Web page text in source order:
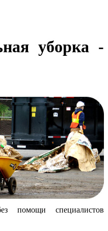
уборка -
помощи специалистов